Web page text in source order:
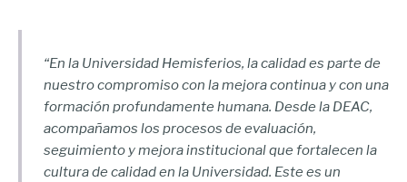
“En la Universidad Hemisferios, la calidad es parte de
nuestro compromiso con la mejora continua y con una
formación profundamente humana. Desde la DEAC,
acompañamos los procesos de evaluación,
seguimiento y mejora institucional que fortalecen la
cultura de calidad en la Universidad. Este es un